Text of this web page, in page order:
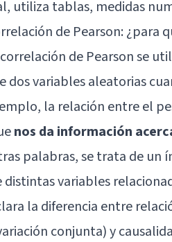
utiliza tablas, medidas
de Pearson: ¿para
de Pearson se
dos variables aleatorias
la relación entre el
nos da información
palabras, se trata de un
distintas variables
la diferencia entre
conjunta) y